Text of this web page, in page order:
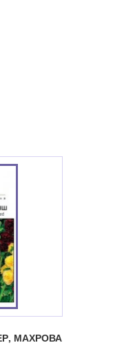
МАХРОВА